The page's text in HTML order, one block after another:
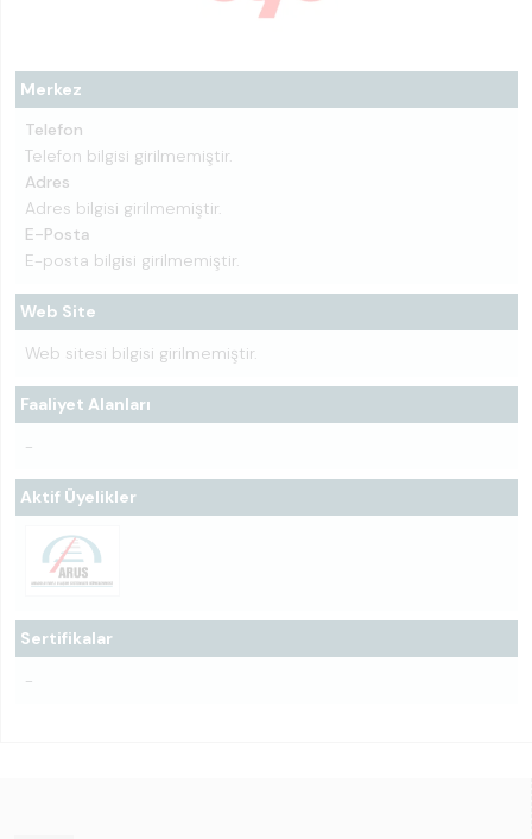
Merkez
Telefon
Telefon bilgisi girilmemiştir.
Adres
Adres bilgisi girilmemiştir.
E-Posta
E-posta bilgisi girilmemiştir.
Web Site
Web sitesi bilgisi girilmemiştir.
Faaliyet Alanları
-
Aktif Üyelikler
Sertifikalar
-